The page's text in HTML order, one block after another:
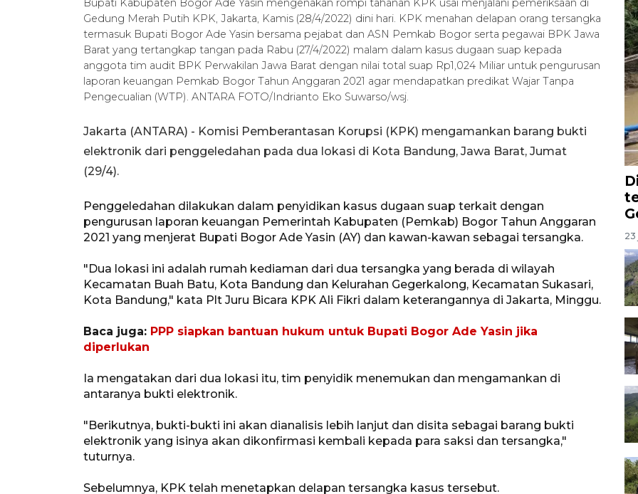
Bupati Kabupaten Bogor Ade Yasin mengenakan rompi tahanan KPK usai menjalani pemeriksaan di
Gedung Merah Putih KPK, Jakarta, Kamis (28/4/2022) dini hari. KPK menahan delapan orang tersangka
termasuk Bupati Bogor Ade Yasin bersama pejabat dan ASN Pemkab Bogor serta pegawai BPK Jawa
Barat yang tertangkap tangan pada Rabu (27/4/2022) malam dalam kasus dugaan suap kepada
anggota tim audit BPK Perwakilan Jawa Barat dengan nilai total suap Rp1,024 Miliar untuk pengurusan
laporan keuangan Pemkab Bogor Tahun Anggaran 2021 agar mendapatkan predikat Wajar Tanpa
Pengecualian (WTP). ANTARA FOTO/Indrianto Eko Suwarso/wsj.
Jakarta (ANTARA) - Komisi Pemberantasan Korupsi (KPK) mengamankan barang bukti
elektronik dari penggeledahan pada dua lokasi di Kota Bandung, Jawa Barat, Jumat
(29/4).
Penggeledahan dilakukan dalam penyidikan kasus dugaan suap terkait dengan
pengurusan laporan keuangan Pemerintah Kabupaten (Pemkab) Bogor Tahun Anggaran
2021 yang menjerat Bupati Bogor Ade Yasin (AY) dan kawan-kawan sebagai tersangka.
"Dua lokasi ini adalah rumah kediaman dari dua tersangka yang berada di wilayah
Kecamatan Buah Batu, Kota Bandung dan Kelurahan Gegerkalong, Kecamatan Sukasari,
Kota Bandung," kata Plt Juru Bicara KPK Ali Fikri dalam keterangannya di Jakarta, Minggu.
Baca juga: PPP siapkan bantuan hukum untuk Bupati Bogor Ade Yasin jika
diperlukan
Ia mengatakan dari dua lokasi itu, tim penyidik menemukan dan mengamankan di
antaranya bukti elektronik.
"Berikutnya, bukti-bukti ini akan dianalisis lebih lanjut dan disita sebagai barang bukti
elektronik yang isinya akan dikonfirmasi kembali kepada para saksi dan tersangka,"
tuturnya.
Sebelumnya, KPK telah menetapkan delapan tersangka kasus tersebut.
23